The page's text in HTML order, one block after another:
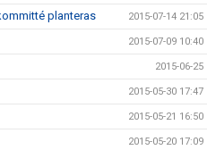
planteras 2015-07-14 21:05
2015-07-09 10:40
2015-06-25
2015-05-30 17:47
2015-05-21 16:50
2015-05-20 17:09